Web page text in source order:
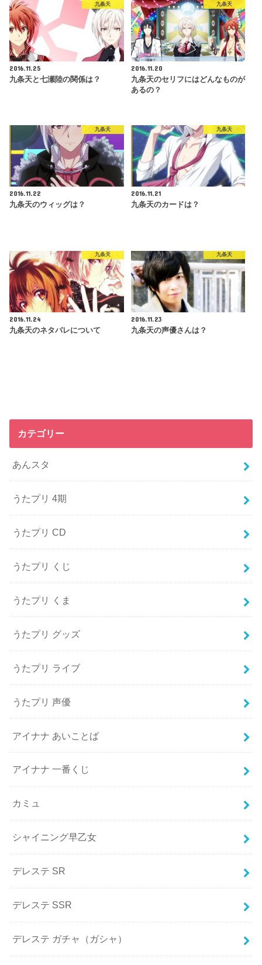
九条天
2016.11.25
九条天と七瀬陸の関係は？
九条天
2016.11.20
九条天のセリフにはどんなものが
あるの？
九条天
2016.11.22
九条天のウィッグは？
九条天
2016.11.21
九条天のカードは？
九条天
2016.11.24
九条天のネタバレについて
九条天
2016.11.23
九条天の声優さんは？
カテゴリー
あんスタ
うたプリ 4期
うたプリ CD
うたプリ くじ
うたプリ くま
うたプリ グッズ
うたプリ ライブ
うたプリ 声優
アイナナ あいことば
アイナナ 一番くじ
カミュ
シャイニング早乙女
デレステ SR
デレステ SSR
デレステ ガチャ（ガシャ）